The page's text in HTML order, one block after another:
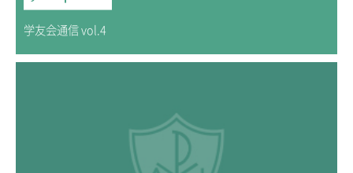
学友会通信 vol.4